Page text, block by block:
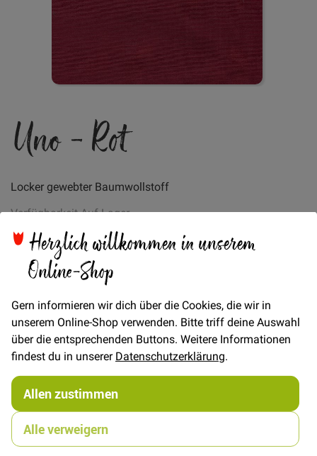
Herzlich willkommen in unserem
Online-Shop
Gern informieren wir dich über die Cookies, die wir in
unserem Online-Shop verwenden. Bitte triff deine Auswahl
über die entsprechenden Buttons. Weitere Informationen
findest du in unsererDatenschutzerklärung.
Allen zustimmen
Alle verweigern
der
Bildgalerie
springen
Uno - Rot
Locker gewebter Baumwollstoff
VerfügbarkeitAuf Lager
Artikel
Produkt
€/Meter(Freie Eingabe)
19,00 €
FAT QUARTER(ca. 50 x 55 cm)
5,00 €